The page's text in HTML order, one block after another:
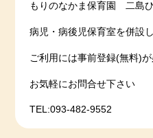
もりのなかま保育園 二島
病児・病後児保育室を併設
ご利用には事前登録(無料)
お気軽にお問合せ下さい
TEL:093-482-9552